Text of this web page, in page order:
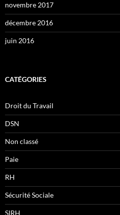
novembre 2017
décembre 2016
juin 2016
CATÉGORIES
Droit du Travail
DSN
Non classé
Paie
RH
Sécurité Sociale
SIRH